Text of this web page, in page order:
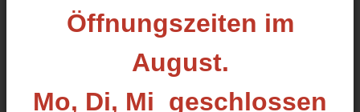
Öffnungszeiten im
August.
Mo, Di, Mi geschlossen